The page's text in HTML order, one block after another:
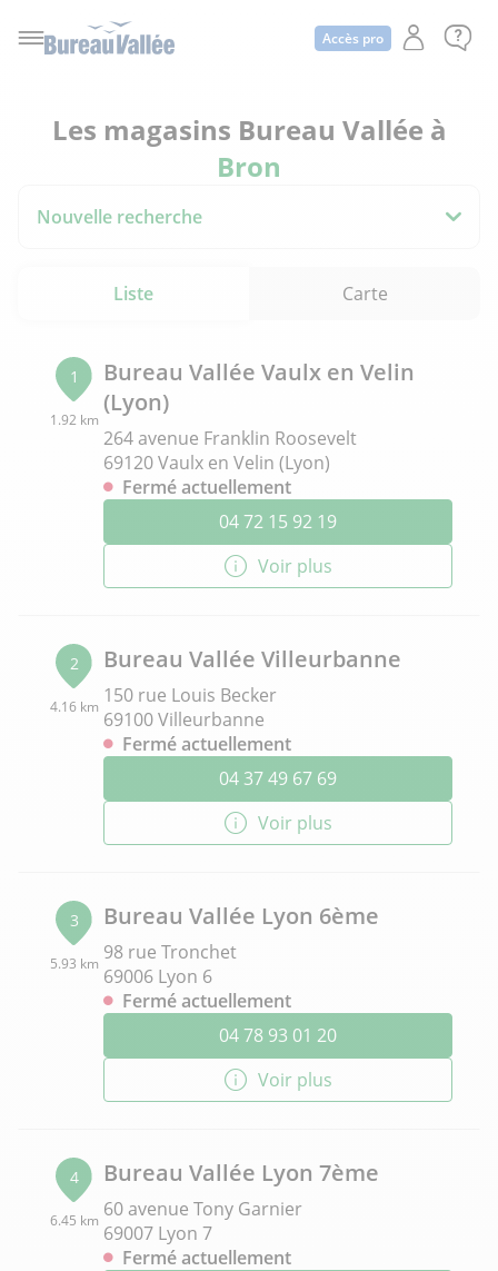
Accès pro
Les magasins Bureau Vallée à
Bron
Nouvelle recherche
Liste Carte
1
1.92 km
Bureau Vallée Vaulx en Velin
(Lyon)
264 avenue Franklin Roosevelt
69120 Vaulx en Velin (Lyon)
Fermé actuellement
04 72 15 92 19
Voir plus
2
4.16 km
Bureau Vallée Villeurbanne
150 rue Louis Becker
69100 Villeurbanne
Fermé actuellement
04 37 49 67 69
Voir plus
3
5.93 km
Bureau Vallée Lyon 6ème
98 rue Tronchet
69006 Lyon 6
Fermé actuellement
04 78 93 01 20
Voir plus
4
6.45 km
Bureau Vallée Lyon 7ème
60 avenue Tony Garnier
69007 Lyon 7
Fermé actuellement